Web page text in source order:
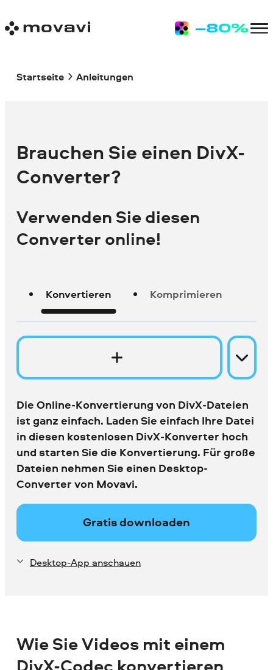
Startseite Anleitungen
Brauchen Sie einen DivX-
Converter?
Verwenden Sie diesen
Converter online!
Konvertieren Komprimieren
Die Online-Konvertierung von DivX-Dateien
ist ganz einfach. Laden Sie einfach Ihre Datei
in diesen kostenlosen DivX-Konverter hoch
und starten Sie die Konvertierung. Für große
Dateien nehmen Sie einen Desktop-
Converter von Movavi.
Gratis downloaden
Desktop-App anschauen
Wie Sie Videos mit einem